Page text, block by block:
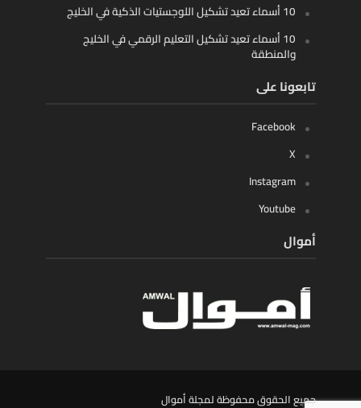
10 أسماء تعيد تشكيل اللوجستيات الذكية في الخليج
10 أسماء تعيد تشكيل التعليم الرقمي في الخليج
والمنطقة
تابعونا على
Facebook
X
Instagram
Youtube
أموال
جميع الحقوق محفوظة لمجلة أموال